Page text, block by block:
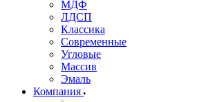
МДФ
ЛДСП
Классика
Современные
Угловые
Массив
Эмаль
Компания